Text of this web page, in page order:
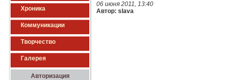
Хроника
Коммуникации
Творчество
Галерея
Авторизация
06 июня 2011, 13:40
Автор: slava